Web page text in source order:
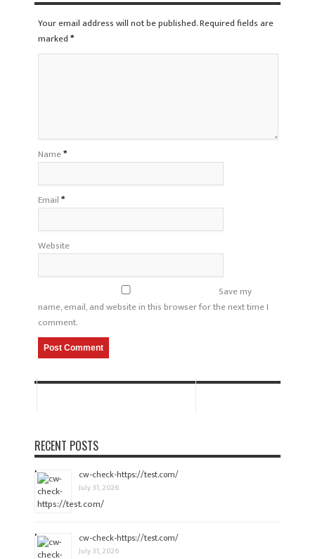
Your email address will not be published. Required fields are
marked*
Name*
Email*
Website
Save my
name, email, and website in this browser for the next time I
comment.
RECENT POSTS
cw-check-https://test.com/
July 31, 2026
cw-check-https://test.com/
July 31, 2026